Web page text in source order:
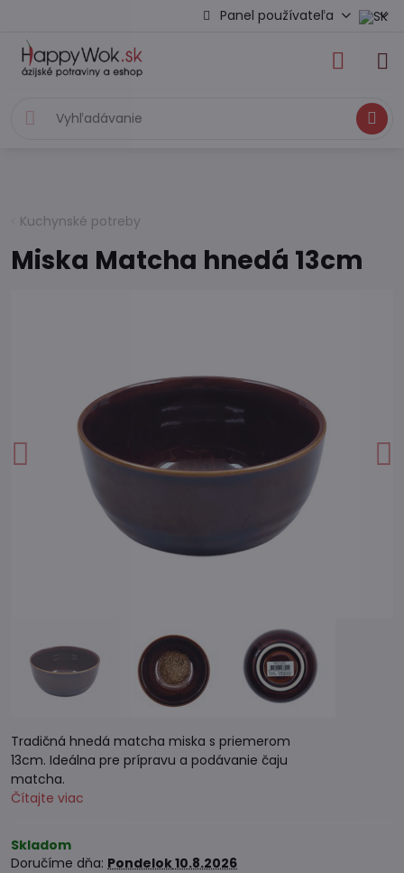
Panel používateľa
Hľadať
Kuchynské potreby
Miska Matcha hnedá 13cm
Tradičná hnedá matcha miska s priemerom
13cm. Ideálna pre prípravu a podávanie čaju
matcha.
Čítajte viac
Skladom
Doručíme dňa: Pondelok10.8.2026